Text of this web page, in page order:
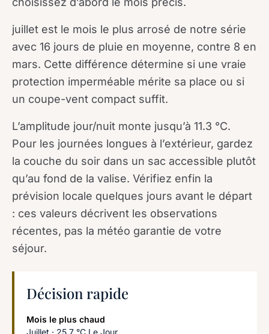
juillet est le mois le plus arrosé de notre série
avec 16 jours de pluie en moyenne, contre 8 en
mars. Cette différence détermine si une vraie
protection imperméable mérite sa place ou si
un coupe-vent compact suffit.
L’amplitude jour/nuit monte jusqu’à 11.3 °C.
Pour les journées longues à l’extérieur, gardez
la couche du soir dans un sac accessible plutôt
qu’au fond de la valise. Vérifiez enfin la
prévision locale quelques jours avant le départ
: ces valeurs décrivent les observations
récentes, pas la météo garantie de votre
séjour.
Décision rapide
Mois le plus chaud
Juillet · 25.7 °C Le Jour